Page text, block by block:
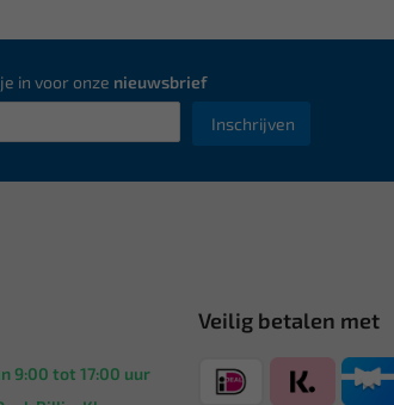
in voor onze nieuwsbrief
Inschrijven
9:00 tot 17:00 uur
Veilig betalen met